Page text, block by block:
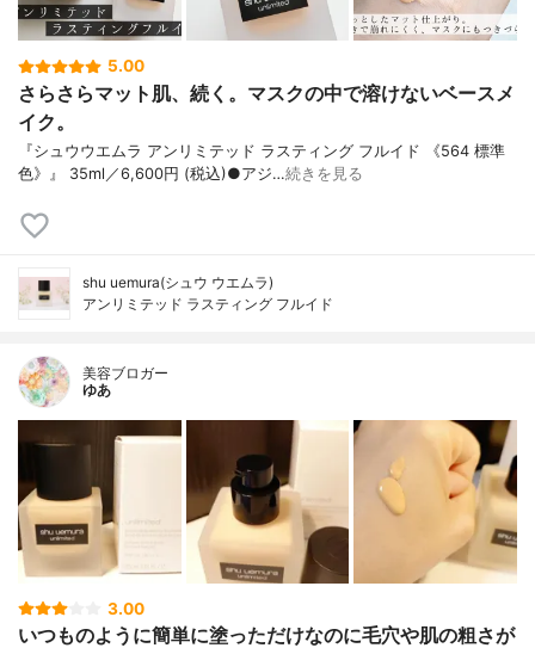
5.00
さらさらマット肌、続く。マスクの中で溶けないベースメ
イク。
『シュウウエムラ アンリミテッド ラスティング フルイド 《564 標準
色》』 35ml／6,600円 (税込)●アジ…続きを見る
shu uemura(シュウ ウエムラ)
アンリミテッド ラスティング フルイド
美容ブロガー
ゆあ
3.00
いつものように簡単に塗っただけなのに毛穴や肌の粗さが